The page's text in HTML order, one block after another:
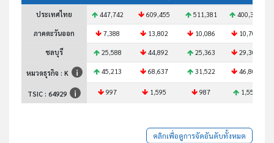
ประเทศไทย 447,742 609,455 511,381 400,385
ภาคตะวันออก 7,388 13,802 10,086 10,702
ชลบุรี 25,588 44,892 25,363 29,302
หมวดธุรกิจ : K 45,213 68,637 31,522 46,802
TSIC : 64929 997 1,595 987 1,557
คลิกเพื่อดูการจัดอันดับทั้งหมด